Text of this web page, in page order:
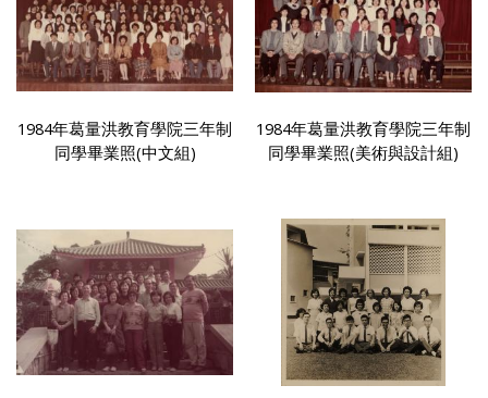
1984年葛量洪教育學院三年制
同學畢業照(中文組)
1984年葛量洪教育學院三年制
同學畢業照(美術與設計組)